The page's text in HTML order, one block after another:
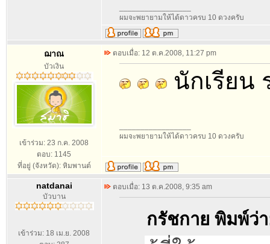
ผมจะพยายามให้ได้ดาวครบ 10 ดวงครับ
ฌาณ
บัวเงิน
เข้าร่วม: 23 ก.ค. 2008
ตอบ: 1145
ที่อยู่ (จังหวัด): หิมพานต์
ตอบเมื่อ: 12 ต.ค.2008, 11:27 pm
นักเรียน
ผมจะพยายามให้ได้ดาวครบ 10 ดวงครับ
natdanai
บัวบาน
เข้าร่วม: 18 เม.ย. 2008
ตอบเมื่อ: 13 ต.ค.2008, 9:35 am
กรัชกาย พิมพ์ว่